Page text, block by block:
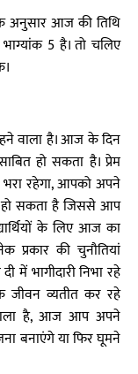
अनुसार आज की तिथि
5 है। तो चलिए
वाला है। आज के दिन
हो सकता है। प्रेम
रहेगा, आपको अपने
हो सकता है जिससे आप
के लिए आज का
की चुनौतियां
में भागीदारी निभा रहे
जीवन व्यतीत कर रहे
है, आज आप अपने
बनाएंगे या फिर घूमने